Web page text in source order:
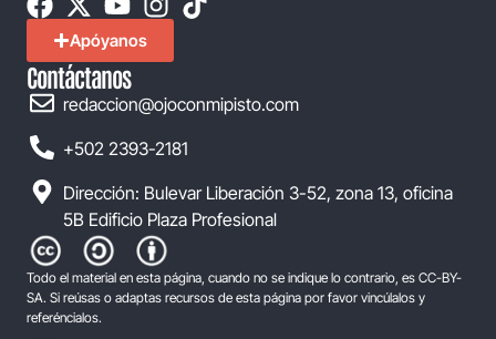
Apóyanos
Contáctanos
redaccion@ojoconmipisto.com
+502 2393-2181
Dirección: Bulevar Liberación 3-52, zona 13, oficina
5B Edificio Plaza Profesional
Todo el material en esta página, cuando no se indique lo contrario, es CC-BY-
SA. Si reúsas o adaptas recursos de esta página por favor vincúlalos y
referéncialos.